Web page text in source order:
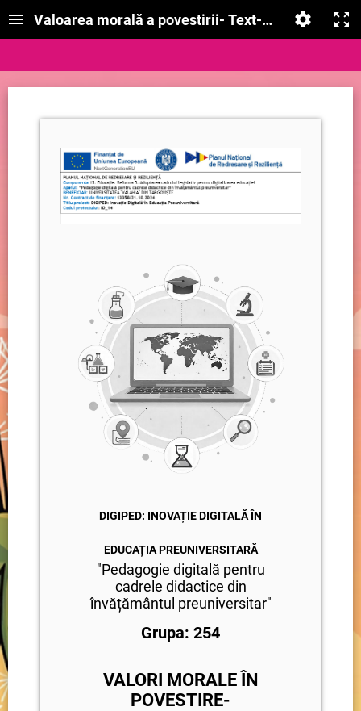
Valoarea morală a povestirii- Text-
DIGIPED: INOVAȚIE DIGITALĂ ÎN
EDUCAȚIA PREUNIVERSITARĂ
"Pedagogie digitală pentru
cadrele didactice din
învățământul preuniversitar"
Grupa: 254
VALORI MORALE ÎN
POVESTIRE-